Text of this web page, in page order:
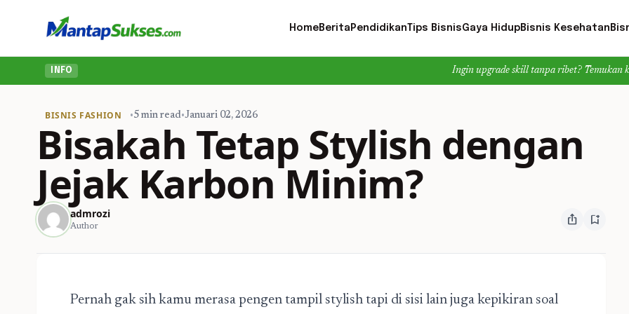
HomeBerita PendidikanTips BisnisGaya HidupBisnis Kesehatan
INFO Ingin upgrade skill tanpa ribet? Temukan kelas seru
BISNIS FASHION •5 min read•Januari 02, 2026
Bisakah Tetap Stylish dengan
Jejak Karbon Minim?
admrozi
Author ios_share bookmark_add
Pernah gak sih kamu merasa pengen tampil stylish tapi di sisi lain juga kepikiran soal